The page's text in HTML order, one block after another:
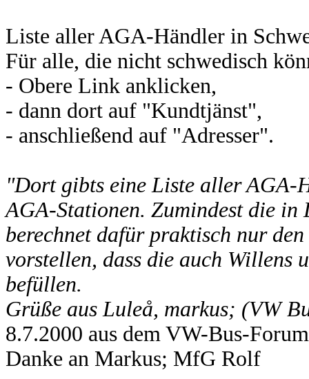
Liste aller AGA-Händler in
Für alle, die nicht schwedisch
- Obere Link anklicken,
- dann dort auf "Kundtjänst",
- anschließend auf "Adresser".
"Dort gibts eine Liste aller AGA-
AGA-Stationen. Zumindest die
berechnet dafür praktisch nur
vorstellen, dass die auch Willens
befüllen.
Grüße aus Luleå, markus; (VW
8.7.2000 aus dem VW-Bus-
Danke an Markus; MfG Rolf